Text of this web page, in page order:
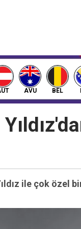
AVU BEL
ile çok özel